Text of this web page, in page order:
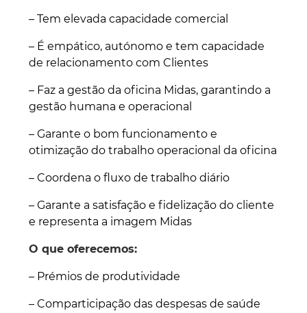
– Tem elevada capacidade comercial
– É empático, autónomo e tem capacidade
de relacionamento com Clientes
– Faz a gestão da oficina Midas, garantindo a
gestão humana e operacional
– Garante o bom funcionamento e
otimização do trabalho operacional da oficina
– Coordena o fluxo de trabalho diário
– Garante a satisfação e fidelização do cliente
e representa a imagem Midas
O que oferecemos:
– Prémios de produtividade
– Comparticipação das despesas de saúde